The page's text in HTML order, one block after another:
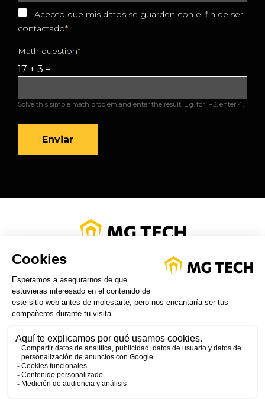
Acepto que mis datos se guarden con el fin de ser
contactado
Math question
17 + 3 =
Solve this simple math problem and enter the result. E.g. for 1+3, enter 4.
POLÍTICA DE PRIVACIDAD
NOTAS LEGALES
AREA DE CLIENTES
NUESTRO CANAL DE YOU
TUBE